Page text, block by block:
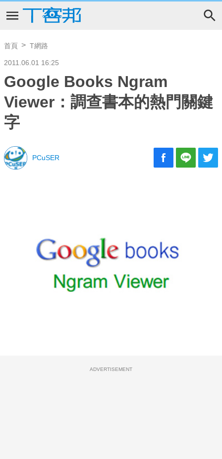
首頁 T網路
2011.06.01 16:25
Google Books Ngram
Viewer：調查書本的熱門關鍵
字
PCuSER
ADVERTISEMENT